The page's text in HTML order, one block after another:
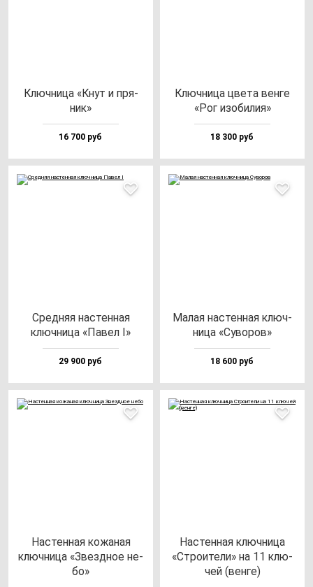
Ключ­ни­ца «Кнут и пря­
ник»
16 700 руб
Ключ­ни­ца цве­та вен­ге
«Рог изо­би­лия»
18 300 руб
Сред­няя нас­тен­ная
ключ­ни­ца «Павел I»
29 900 руб
Малая нас­тен­ная ключ­
ни­ца «Суво­ров»
18 600 руб
Нас­тен­ная ко­жа­ная
ключ­ни­ца «Звез­дное не­
бо»
Нас­тен­ная ключ­ни­ца
«Стро­ите­ли» на 11 клю­
чей (вен­ге)